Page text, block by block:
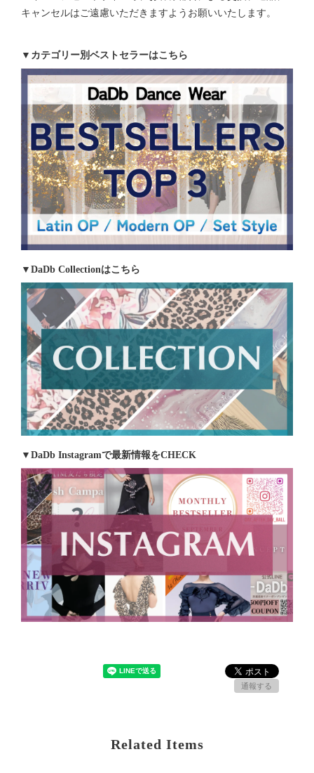
キャンセルはご遠慮いただきますようお願いいたします。
▼カテゴリー別ベストセラーはこちら
▼DaDb Collectionはこちら
▼DaDb Instagramで最新情報をCHECK
通報する
Related Items